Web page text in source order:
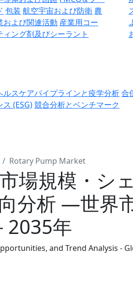
包装 航空宇宙および防衛 農
および関連活動 産業用コー
ィング剤及びシーラント
ルスケアパイプラインと疫学分析合
ス (ESG)競合分析とベンチマーク
Rotary Pump Market
場規模・シ
分析 ―世界
2035年
and Trend Analysis -